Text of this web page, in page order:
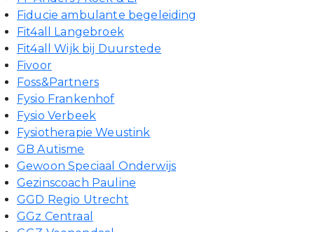
Fiducie ambulante begeleiding
Fit4all Langebroek
Fit4all Wijk bij Duurstede
Fivoor
Foss&Partners
Fysio Frankenhof
Fysio Verbeek
Fysiotherapie Weustink
GB Autisme
Gewoon Speciaal Onderwijs
Gezinscoach Pauline
GGD Regio Utrecht
GGz Centraal